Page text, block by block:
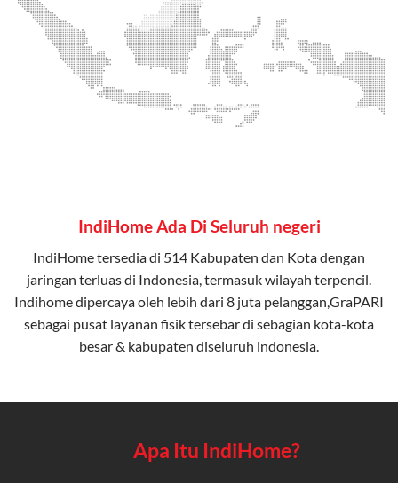
IndiHome Ada Di Seluruh negeri
IndiHome tersedia di 514 Kabupaten dan Kota dengan
jaringan terluas di Indonesia, termasuk wilayah terpencil.
Indihome dipercaya oleh lebih dari 8 juta pelanggan,GraPARI
sebagai pusat layanan fisik tersebar di sebagian kota-kota
besar & kabupaten diseluruh indonesia.
Apa Itu IndiHome?